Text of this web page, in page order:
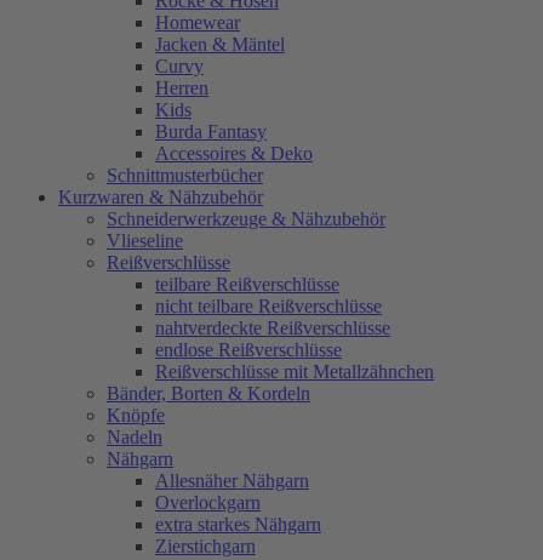
Homewear
Jacken & Mäntel
Curvy
Herren
Kids
Burda Fantasy
Accessoires & Deko
Schnittmusterbücher
Kurzwaren & Nähzubehör
Schneiderwerkzeuge & Nähzubehör
Vlieseline
Reißverschlüsse
teilbare Reißverschlüsse
nicht teilbare Reißverschlüsse
nahtverdeckte Reißverschlüsse
endlose Reißverschlüsse
Reißverschlüsse mit Metallzähnchen
Bänder, Borten & Kordeln
Knöpfe
Nadeln
Nähgarn
Allesnäher Nähgarn
Overlockgarn
extra starkes Nähgarn
Zierstichgarn